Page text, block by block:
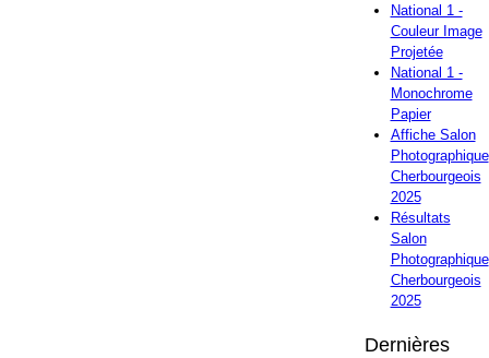
National 1 -
Couleur Image
Projetée
National 1 -
Monochrome
Papier
Affiche Salon
Photographique
Cherbourgeois
2025
Résultats
Salon
Photographique
Cherbourgeois
2025
Dernières